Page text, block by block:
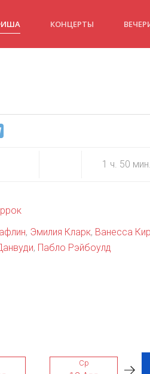
КОНЦЕРТЫ
1 ч. 50 мин.
, Эмилия Кларк, Ванесса
, Пабло Рэйбоулд
Ср